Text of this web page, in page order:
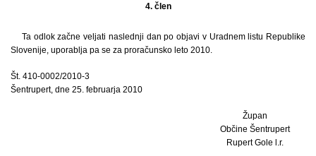
4. člen
Ta odlok začne veljati naslednji dan po objavi v Uradnem listu Republike
Slovenije, uporablja pa se za proračunsko leto 2010.
Št. 410-0002/2010-3
Šentrupert, dne 25. februarja 2010
Župan
Občine Šentrupert
Rupert Gole l.r.